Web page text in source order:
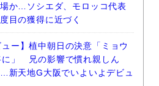
場か…ソシエダ、モロッコ代表
目の獲得に近づく
ュー】植中朝日の決意「ミョウ
に」 兄の影響で慣れ親しん
新天地G大阪でいよいよデビュ